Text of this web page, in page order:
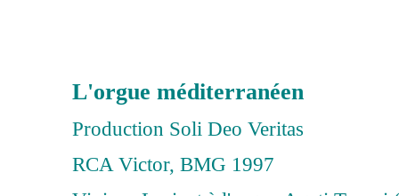
L'orgue méditerranéen
Production Soli Deo Veritas
RCA Victor, BMG 1997